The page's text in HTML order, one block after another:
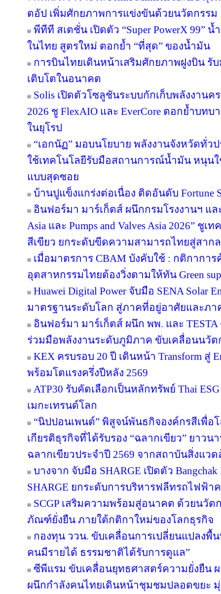
ตอัป เพิ่มศักยภาพการแข่งขันด้วยนวัตกรรม
พีทีที สเตชั่น เปิดตัว “Super PowerX 99”
ในไทย สูตรใหม่ ตอกย้ำ “ที่สุด” ของน้ำมัน
การบินไทยเดินหน้าเสริมศักยภาพฝูงบิน รับ
เติบโตในอนาคต
Solis เปิดตัวโซลูชันระบบกักเก็บพลังงานคร
2026 ชู FlexAIO และ EverCore ตอกย้ำบท
ในยุโรป
“เอกนัฏ” มอบนโยบาย พลังงานจังหวัดทั่
ใช้เทคโนโลยีรับมือสถานการณ์น้ำมัน หนุนใ
แบบสุดซอย
บ้านปูแข็งแกร่งต่อเนื่อง ติดอันดับ Fortune
อินฟอร์มา มาร์เก็ตส์ ผนึกกรมโรงงานฯ แ
Asia และ Pumps and Valves Asia 2026”
สีเขียว ยกระดับขีดความสามารถไทยสู่สากล
เมื่อมาตรการ CBAM บังคับใช้ : กติกากา
อุตสาหกรรมไทยต้องวิ่งตามให้ทัน Green
Huawei Digital Power จับมือ SENA Solar
มาตรฐานระดับโลก สู่ภาคที่อยู่อาศัยและภา
อินฟอร์มา มาร์เก็ตส์ ผนึก พพ. และ TESTA
ร่วมมือพลังงานระดับภูมิภาค ขับเคลื่อนนวัต
KEX ครบรอบ 20 ปี เดินหน้า Transform สู่
พร้อมโตแรงครึ่งปีหลัง 2569
ATP30 รับคัดเลือกเป็นหลักทรัพย์ Thai ESG
เมกะเทรนด์โลก
“นิปปอนเพนต์” พิสูจน์พันธกิจองค์กรสีเพื่อ
เกียรติธุรกิจที่ได้รับรอง “ฉลากเขียว” ยาวน
ฉลากเขียวประจำปี 2569 จากสถาบันสิ่งแว
บางจาก จับมือ SHARGE เปิดตัว Bangchak
SHARGE ยกระดับการบริหารฟลีทรถไฟฟ้า
SCGP เสริมความพร้อมสู่อนาคต ด้วยนวั
ภัณฑ์ยั่งยืน ภายใต้กติกาใหม่ของโลกธุรกิจ
กองทุน ววน. ขับเคลื่อนการเปลี่ยนแปลงพื้
คนมีรายได้ ธรรมชาติได้รับการดูแล”
ซีพีแรม ขับเคลื่อนยุทธศาสตร์ความยั่งยืน ผ
ผนึกกำลังคนไทยเดินหน้าชุมชมปลอดขยะ มุ่